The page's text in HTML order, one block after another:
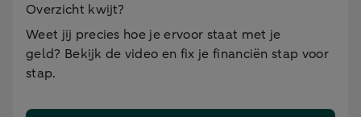
Overzicht kwijt?
Weet jij precies hoe je ervoor staat met je
geld? Bekijk de video en fix je financiën stap voor
stap.